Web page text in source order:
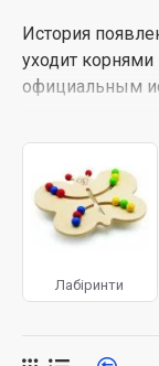
История
уходит
официальным
сведениям,
годом до
кто кроме
топоров, луков
из дерева,
создавать
Лабіринти